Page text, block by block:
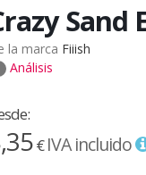
Sand
la marca Fiiish
Análisis
€IVA incluido